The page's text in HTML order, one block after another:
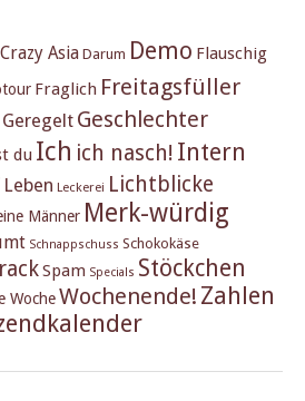
Crazy Asia Darum Demo Flauschig
Fraglich Freitagsfüller
Geregelt Geschlechter
du Ich ich nasch! Intern
Leben Leckerei Lichtblicke
Männer Merk-würdig
Schnappschuss Schokokäse
Spam Specials Stöckchen
WocheWochenende! Zahlen